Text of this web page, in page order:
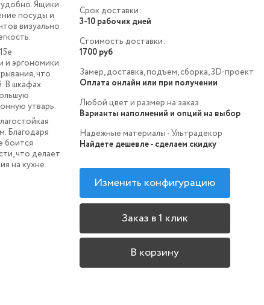
Ящики
посуды и
визуально
и эргономики.
что
В шкафах
утварь.
Благодаря
боится
что делает
на кухне.
Срок доставки:
3-10 рабочих дней
Стоимость доставки:
1700 руб
Замер, доставка, подъем, сборка, 3D-проект
Оплата онлайн или при получении
Любой цвет и размер на заказ
Варианты наполнений и опций на выбор
Надежные материалы - Ультрадекор
Найдете дешевле - сделаем скидку
Изменить конфигурацию
Заказ в 1 клик
В корзину